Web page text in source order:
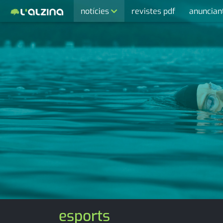
notícies
activitats
agenda
cultura
economia
empresa
entrevista
esports
opinió
revistes pdf
esports